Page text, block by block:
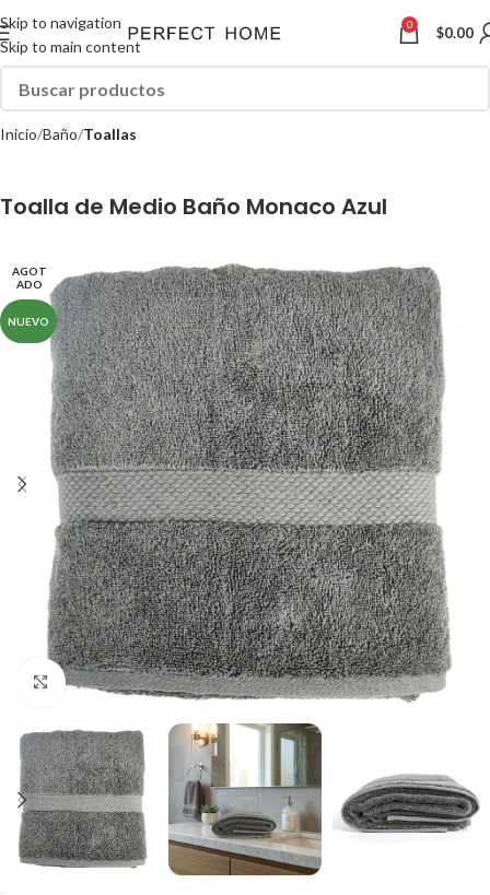
Skip to navigation
Skip to main content
0 $0.00
Inicio Baño Toallas
Toalla de Medio Baño Monaco Azul
AGOT
ADO
NUEVO
Click to enlarge